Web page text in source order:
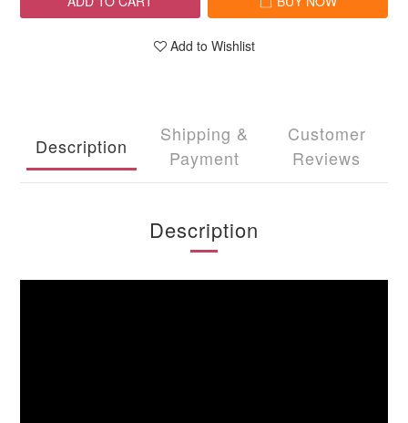
Add to Wishlist
Description
Shipping &
Payment
Customer
Reviews
Description